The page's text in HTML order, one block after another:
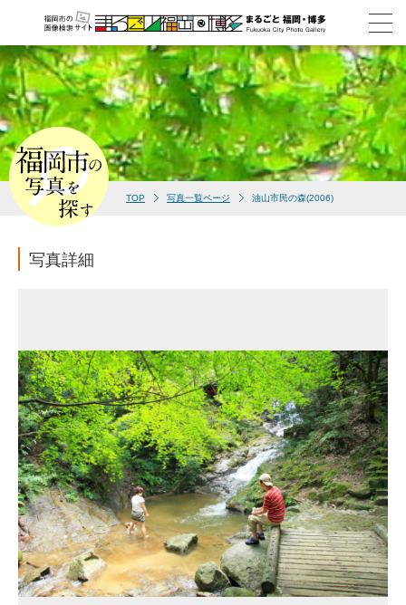
TOP 写真一覧ページ 油山市民の森(2006)
写真詳細